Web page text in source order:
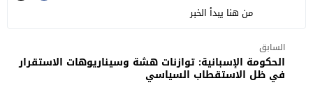
من هنا يبدأ الخبر
السابق
الحكومة الإسبانية: توازنات هشة وسيناريوهات الاستقرار
في ظل الاستقطاب السياسي